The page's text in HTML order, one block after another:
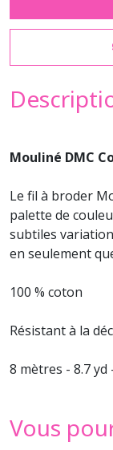
Mouliné DMC
Le fil à broder
palette de
subtiles
en seulement
100 % coton
Résistant à la
8 mètres - 8.7
Vous